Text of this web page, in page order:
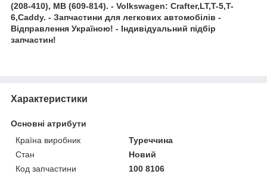
(208-410), MB (609-814). - Volkswagen: Crafter,LT,T-5,T-
6,Caddy. - Запчастини для легкових автомобілів -
Відправлення Україною! - Індивідуальний підбір
запчастин!
Характеристики
Основні атрибути
Країна виробник
Туреччина
Стан
Новий
Код запчастини
100 8106